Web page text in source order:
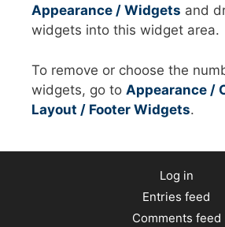
Appearance / Widgets and
widgets into this widget area.
To remove or choose the
widgets, go to Appearance /
Layout / Footer Widgets.
Log in
Entries feed
Comments feed